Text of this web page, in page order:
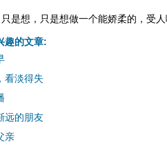
是想，只是想做一个能娇柔的，受
趣的文章:
看淡得失
远的朋友
亲